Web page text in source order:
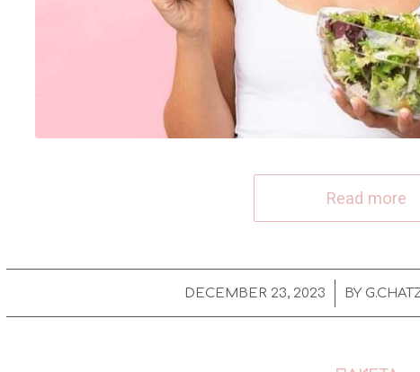
Read more
DECEMBER 23, 2023
/ BY